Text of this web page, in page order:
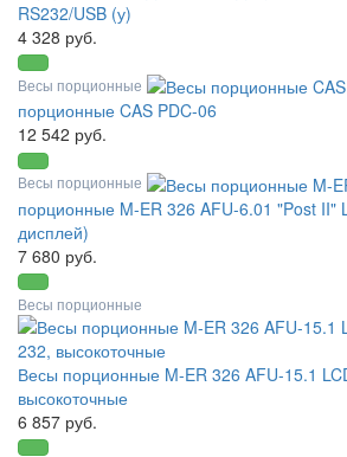
RS232/USB (у)
4 328 руб.
Весы порционные
порционные CAS PDC-06
12 542 руб.
Весы порционные
порционные M-ER 326 AFU-6.01 "Post II"
дисплей)
7 680 руб.
Весы порционные
Весы порционные M-ER 326 AFU-15.1
высокоточные
6 857 руб.